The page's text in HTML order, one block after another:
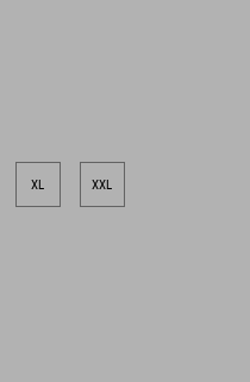
XL XXL